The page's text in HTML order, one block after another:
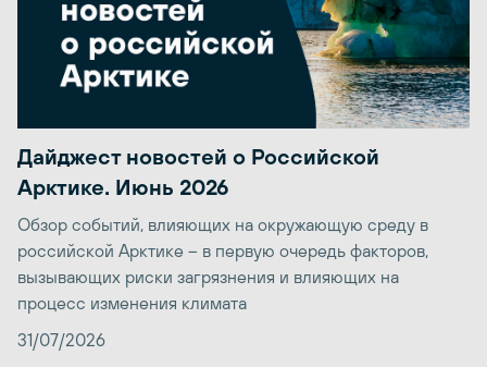
Дайджест новостей о Российской
Арктике. Июнь 2026
Обзор событий, влияющих на окружающую среду в
российской Арктике – в первую очередь факторов,
вызывающих риски загрязнения и влияющих на
процесс изменения климата
31/07/2026